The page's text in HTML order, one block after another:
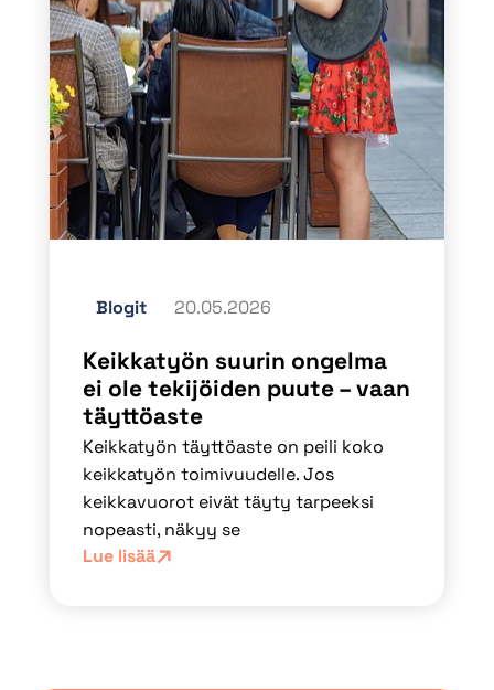
Blogit 20.05.2026
Keikkatyön suurin ongelma
ei ole tekijöiden puute – vaan
täyttöaste
Keikkatyön täyttöaste on peili koko
keikkatyön toimivuudelle. Jos
keikkavuorot eivät täyty tarpeeksi
nopeasti, näkyy se
Lue lisää